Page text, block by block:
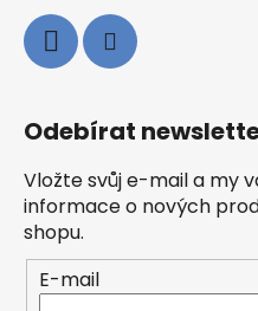
Odebírat
Vložte svůj e-mail a my
informace o nových
shopu.
E-mail